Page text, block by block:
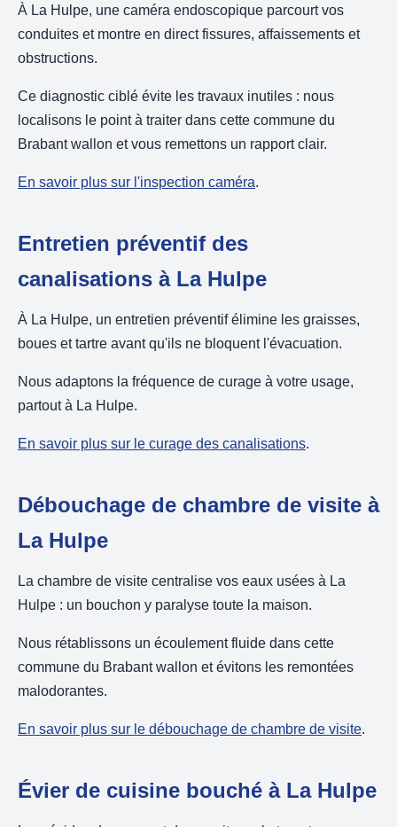
À La Hulpe, une caméra endoscopique parcourt vos
conduites et montre en direct fissures, affaissements et
obstructions.
Ce diagnostic ciblé évite les travaux inutiles : nous
localisons le point à traiter dans cette commune du
Brabant wallon et vous remettons un rapport clair.
En savoir plus sur l'inspection caméra.
Entretien préventif des
canalisations à La Hulpe
À La Hulpe, un entretien préventif élimine les graisses,
boues et tartre avant qu'ils ne bloquent l'évacuation.
Nous adaptons la fréquence de curage à votre usage,
partout à La Hulpe.
En savoir plus sur le curage des canalisations.
Débouchage de chambre de visite à
La Hulpe
La chambre de visite centralise vos eaux usées à La
Hulpe : un bouchon y paralyse toute la maison.
Nous rétablissons un écoulement fluide dans cette
commune du Brabant wallon et évitons les remontées
malodorantes.
En savoir plus sur le débouchage de chambre de visite.
Évier de cuisine bouché à La Hulpe